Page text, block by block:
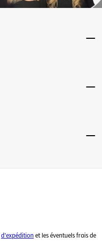
d'expéditionet les éventuels frais de